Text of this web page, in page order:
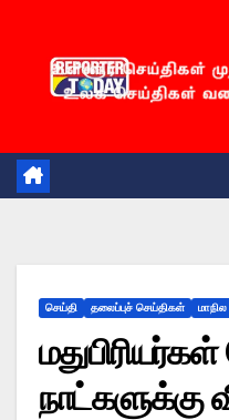
content
செய்தி தலைப்புச் செய்திகள்
நாட்களுக்கு